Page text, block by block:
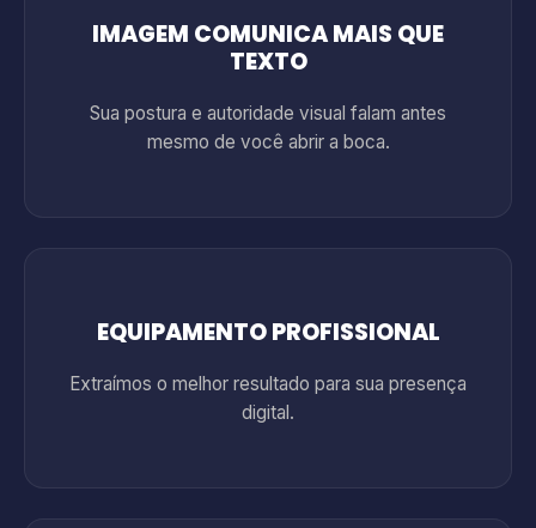
IMAGEM COMUNICA MAIS QUE
TEXTO
Sua postura e autoridade visual falam antes
mesmo de você abrir a boca.
EQUIPAMENTO PROFISSIONAL
Extraímos o melhor resultado para sua presença
digital.